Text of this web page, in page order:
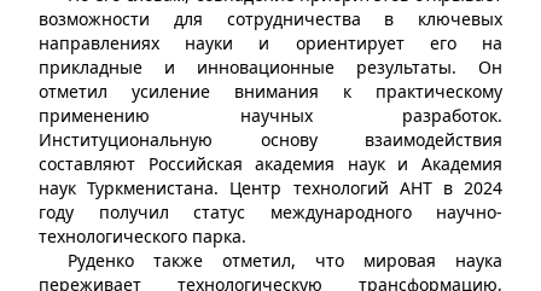
возможности для сотрудничества в ключевых
направлениях науки и ориентирует его на
прикладные и инновационные результаты. Он
отметил усиление внимания к практическому
применению научных разработок.
Институциональную основу взаимодействия
составляют Российская академия наук и Академия
наук Туркменистана. Центр технологий АНТ в 2024
году получил статус международного научно-
технологического парка.
Руденко также отметил, что мировая наука
переживает технологическую трансформацию,